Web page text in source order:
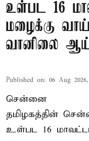
உள்பட 16
மழைக்கு
வானிலை
Published on: 06 Aug
சென்னை
தமிழகத்தின்
உள்பட 16